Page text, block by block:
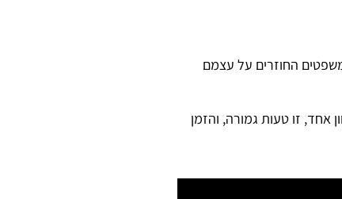
משנות ה-60, שגדולה יותר מבפנים (אחד המשפטים החוזרים על עצמם
אחד, זו טעות גמורה, והזמן